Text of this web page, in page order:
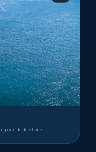
point de décollage